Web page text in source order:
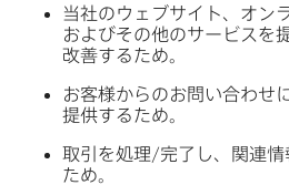
当社の​ウェブサイト、​オン
および​その​他の​サービスを​
改善する​ため。
お客様からの​お問い​合わせ
提供する​ため。
取引を​処理/完了し、​関連情
ため。